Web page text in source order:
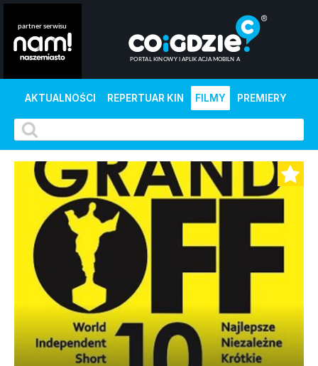
AKTUALNOŚCI REPERTUAR KIN FILMY PREMIERY